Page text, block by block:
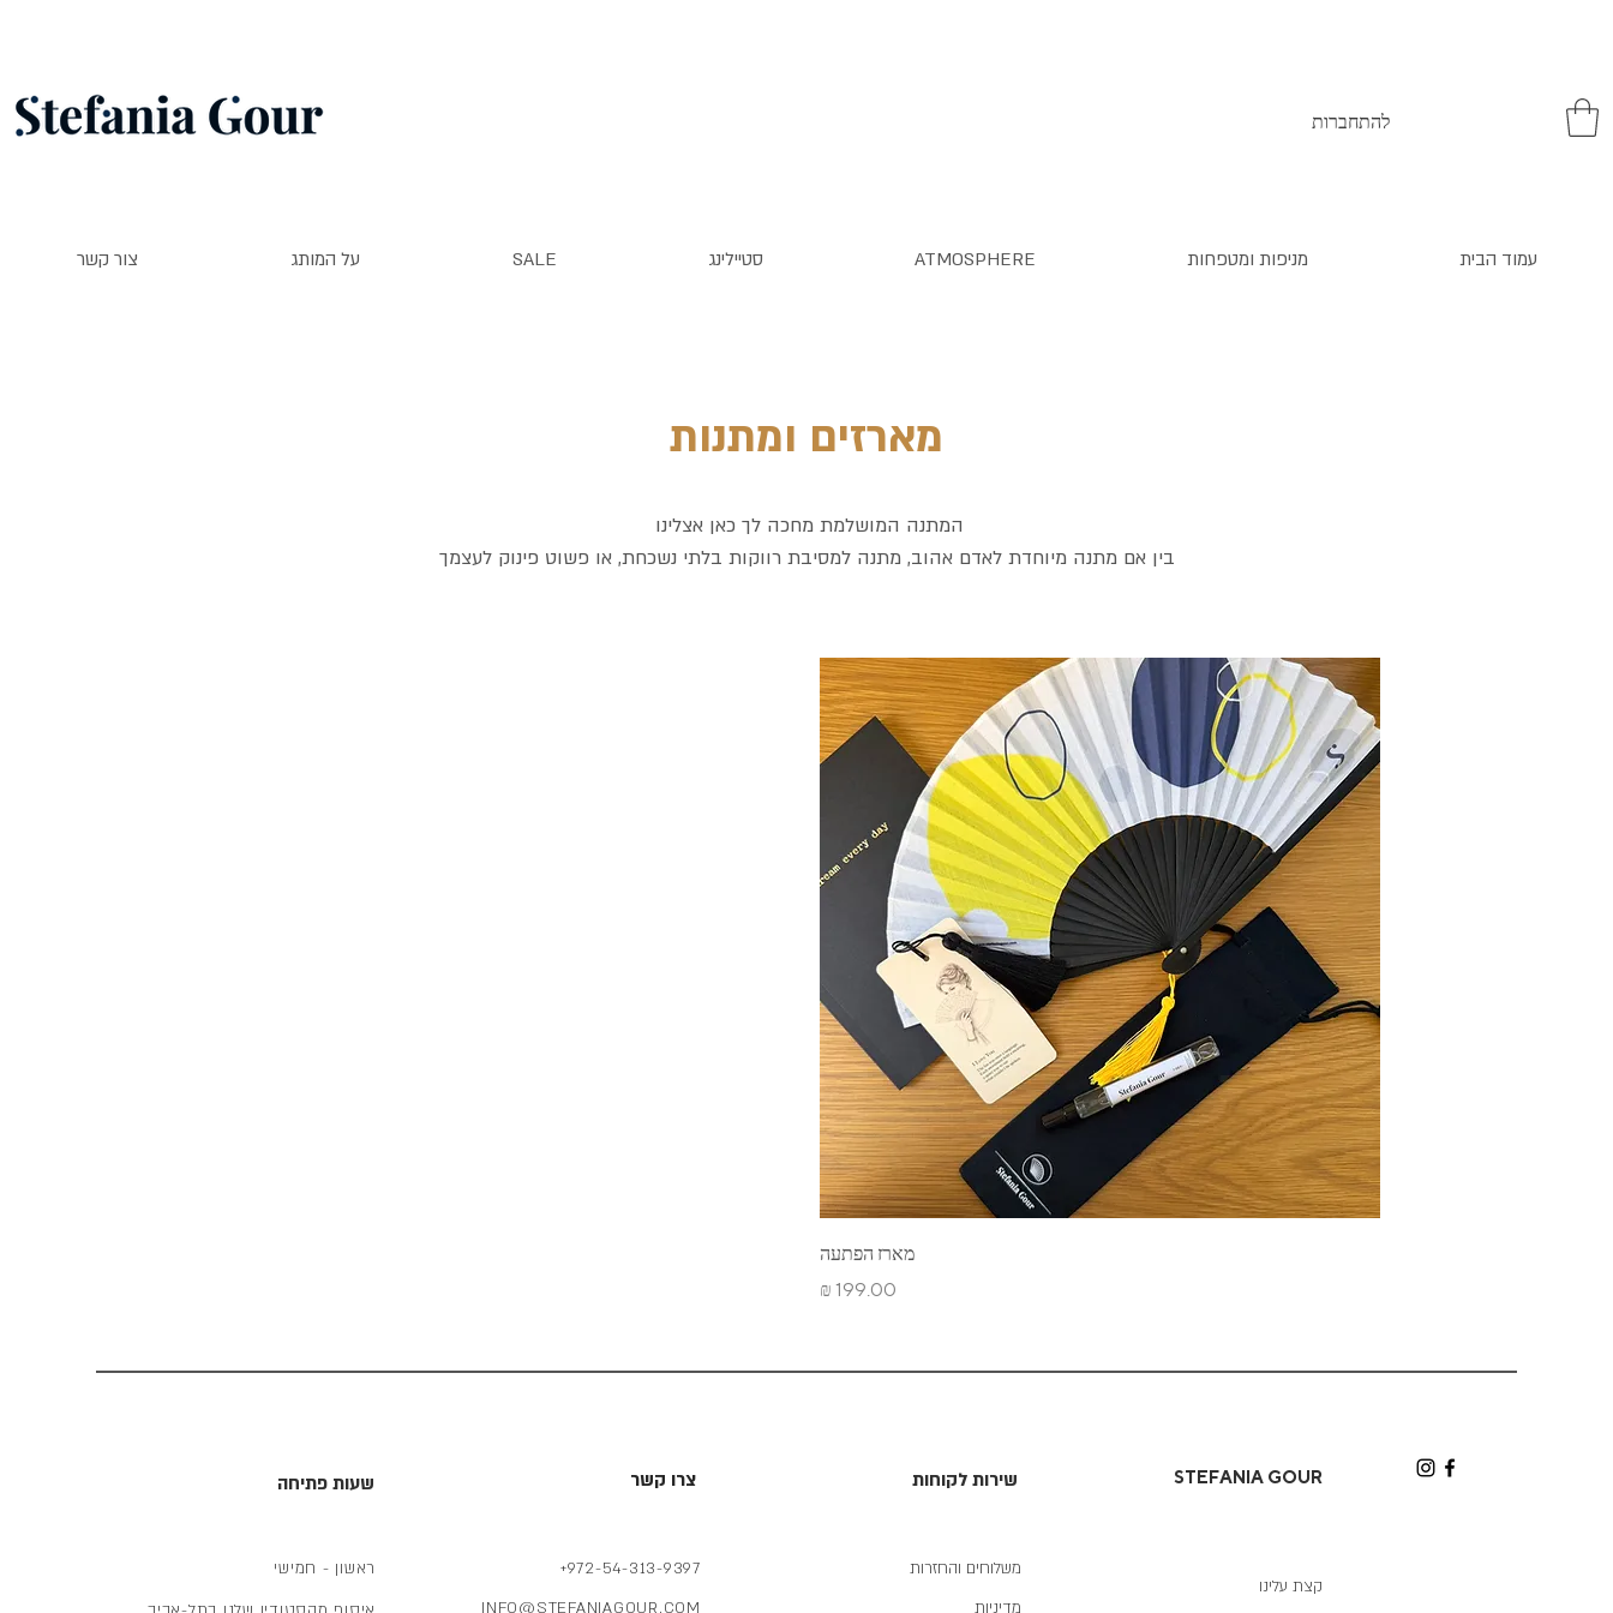
להתחברות
צור קשר על המותג SALE סטיילינג ATMOSPHERE מניפות ומטפחות עמוד הבית
מארזים ומתנות
המתנה המושלמת מחכה לך כאן אצלינו
בין אם מתנה מיוחדת לאדם אהוב, מתנה למסיבת רווקות בלתי נשכחת, או פשוט פינוק לעצמך
מארז הפתעה
מחיר
שעות פתיחה
ראשון - חמישי
צרו קשר
+972-54-313-9397
INFO@STEFANIAGOUR.COM
שירות לקוחות
משלוחים והחזרות
מדיניות
STEFANIA GOUR
קצת עלינו